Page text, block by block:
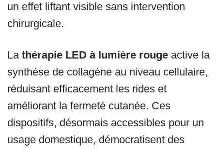
un effet liftant visible sans intervention
chirurgicale.
La thérapie LED à lumière rouge active la
synthèse de collagène au niveau cellulaire,
réduisant efficacement les rides et
améliorant la fermeté cutanée. Ces
dispositifs, désormais accessibles pour un
usage domestique, démocratisent des